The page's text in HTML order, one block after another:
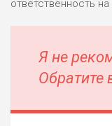
ответственность
Я не
Обратите